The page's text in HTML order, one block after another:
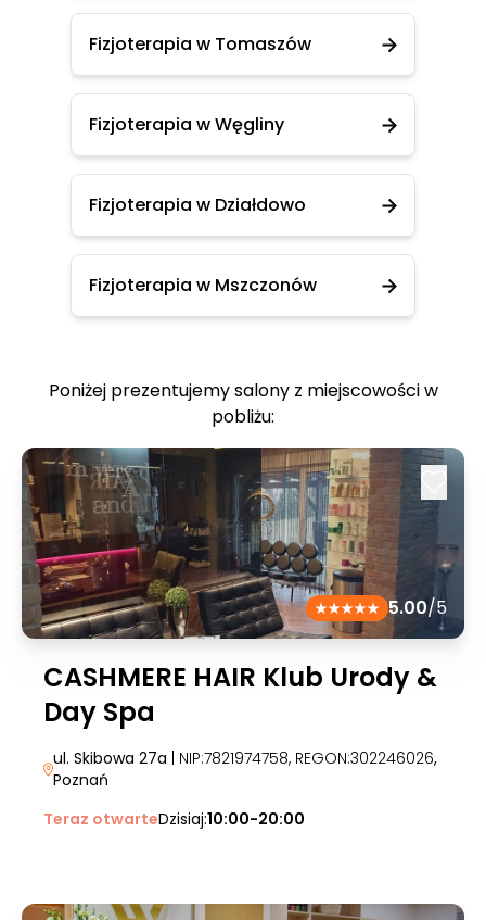
Fizjoterapia w Tomaszów
Fizjoterapia w Węgliny
Fizjoterapia w Działdowo
Fizjoterapia w Mszczonów
Poniżej prezentujemy salony z miejscowości w
pobliżu:
5.00/5
CASHMERE HAIR Klub Urody &
Day Spa
ul. Skibowa 27a | NIP:7821974758, REGON:302246026,
Poznań
Teraz otwarteDzisiaj:10:00-20:00